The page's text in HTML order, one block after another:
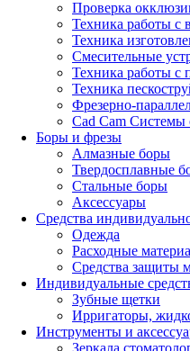
Проверка
Техника работы с
Техника
Смесительные
Техника работы с
Техника
Фрезерно-
Cad Cam Системы
Боры и фрезы
Алмазные боры
Твердосплавные
Стальные боры
Аксессуары
Средства
Одежда
Расходные
Средства защиты
Индивидуальные
Зубные щетки
Ирригаторы,
Инструменты и
Зеркала